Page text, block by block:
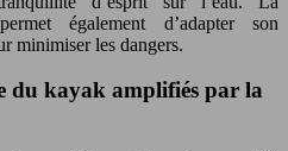
permet également d’adapter son
minimiser les dangers.
du kayak amplifiés par la